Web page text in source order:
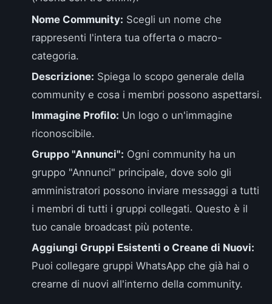
Nome Community: Scegli un nome che
rappresenti l'intera tua offerta o macro-
categoria.
Descrizione: Spiega lo scopo generale della
community e cosa i membri possono aspettarsi.
Immagine Profilo: Un logo o un'immagine
riconoscibile.
Gruppo "Annunci": Ogni community ha un
gruppo "Annunci" principale, dove solo gli
amministratori possono inviare messaggi a tutti
i membri di tutti i gruppi collegati. Questo è il
tuo canale broadcast più potente.
Aggiungi Gruppi Esistenti o Creane di Nuovi:
Puoi collegare gruppi WhatsApp che già hai o
crearne di nuovi all'interno della community.